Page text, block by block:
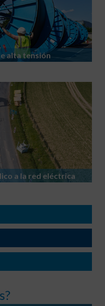
alta tensión
a la red eléctrica